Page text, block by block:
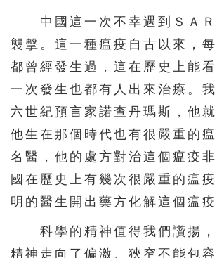
中國這一次不幸遇到ＳＡＲ
襲擊。這一種瘟疫自古以來，
都曾經發生過，這在歷史上能
一次發生也都有人出來治療。
六世紀預言家諾查丹瑪斯，他就
他生在那個時代也有很嚴重的
名醫，他的處方對治這個瘟疫
國在歷史上有幾次很嚴重的瘟
明的醫生開出藥方化解這個瘟疫
科學的精神值得我們讚揚，
精神走向了偏激、狹窄不能包